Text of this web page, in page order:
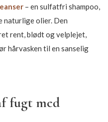
– en sulfatfri shampoo,
naturlige olier. Den
rent, blødt og velplejet,
hårvasken til en sanselig
fugt med